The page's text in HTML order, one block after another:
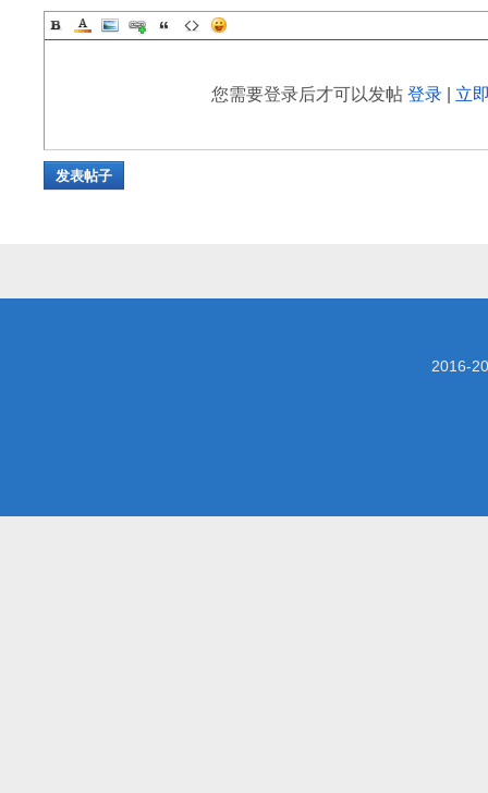
您需要登录后才可以发帖 登录| 立
发表帖子
2016-